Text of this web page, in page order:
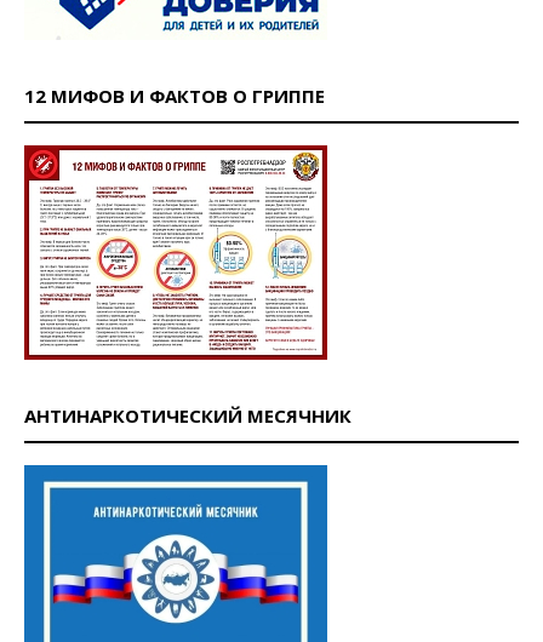
12 МИФОВ И ФАКТОВ О ГРИППЕ
АНТИНАРКОТИЧЕСКИЙ МЕСЯЧНИК